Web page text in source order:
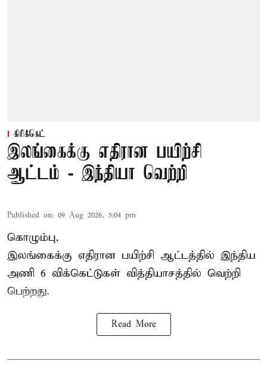
கிரிக்கெட்
இலங்கைக்கு எதிரான பயிற்சி
ஆட்டம் - இந்தியா வெற்றி
Published on: 09 Aug 2026, 5:04 pm
கொழும்பு,
இலங்கைக்கு எதிரான பயிற்சி ஆட்டத்தில் இந்திய
அணி 6 விக்கெட்டுகள் வித்தியாசத்தில் வெற்றி
பெற்றது.
Read More